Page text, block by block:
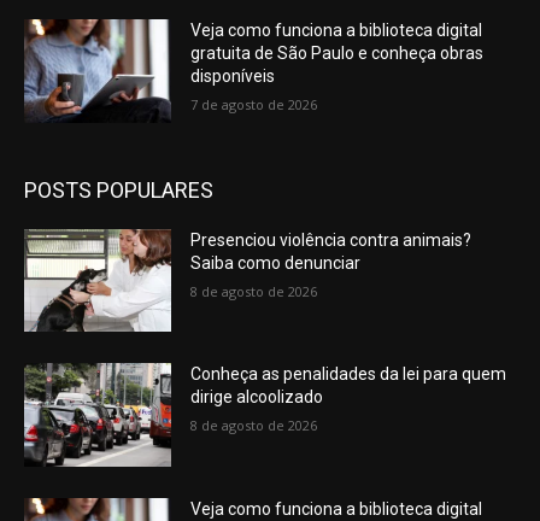
Veja como funciona a biblioteca digital
gratuita de São Paulo e conheça obras
disponíveis
7 de agosto de 2026
POSTS POPULARES
Presenciou violência contra animais?
Saiba como denunciar
8 de agosto de 2026
Conheça as penalidades da lei para quem
dirige alcoolizado
8 de agosto de 2026
Veja como funciona a biblioteca digital